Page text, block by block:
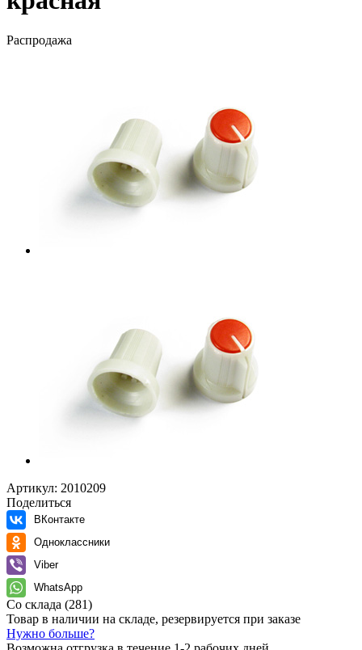
Распродажа
Артикул: 2010209
Поделиться
ВКонтакте
Одноклассники
Viber
WhatsApp
Со склада (281)
Товар в наличии на складе, резервируется при заказе
Нужно больше?